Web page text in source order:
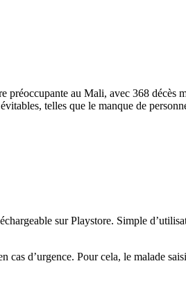
au Mali, avec 368
telles que le manque de
sur Playstore. Simple
d’urgence. Pour cela, le malade